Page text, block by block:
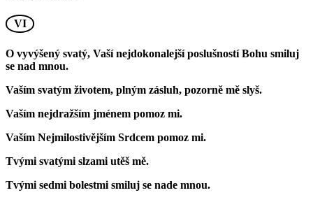
VI
O vyvýšený svatý, Vaší nejdokonalejší poslušností Bohu smiluj
se nad mnou.
Vaším svatým životem, plným zásluh, pozorně mě slyš.
Vaším nejdražším jménem pomoz mi.
Vaším Nejmilostivějším Srdcem pomoz mi.
Tvými svatými slzami utěš mě.
Tvými sedmi bolestmi smiluj se nade mnou.